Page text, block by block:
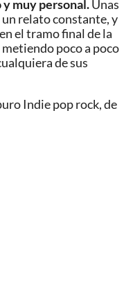
y muy personal.Unas
relato constante, y
el tramo final de la
poco a poco
de sus
Indie pop rock, de